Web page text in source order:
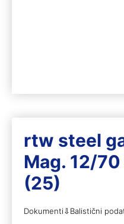
rtw steel
Mag. 12/
(25)
Dokumenti⇩Balistični